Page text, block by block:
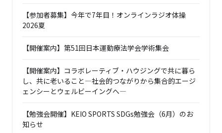
【参加者募集】今年で7年目！オンラインラジオ体操
2026夏
【開催案内】第51回日本運動療法学会学術集会
【開催案内】コラボレーティブ・ハウジングで共に暮ら
し、共に老いること―社会的つながりから集合的エージ
ェンシーとウェルビーイングへ―
【勉強会開催】KEIO SPORTS SDGs勉強会（6月）のお
知らせ